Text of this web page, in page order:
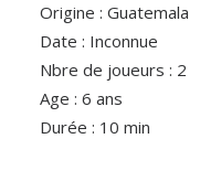
Origine : Guatemala
Date : Inconnue
Nbre de joueurs : 2
Age : 6 ans
Durée : 10 min